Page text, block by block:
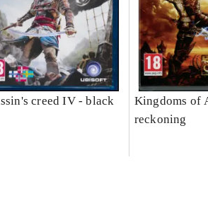
creed IV - black
Kingdoms of
reckoning